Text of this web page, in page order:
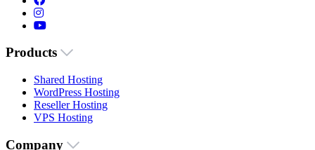
Products
Shared Hosting
WordPress Hosting
Reseller Hosting
VPS Hosting
Company